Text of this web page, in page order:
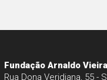
Fundação Arnaldo
Rua Dona Veridiana, 55 -